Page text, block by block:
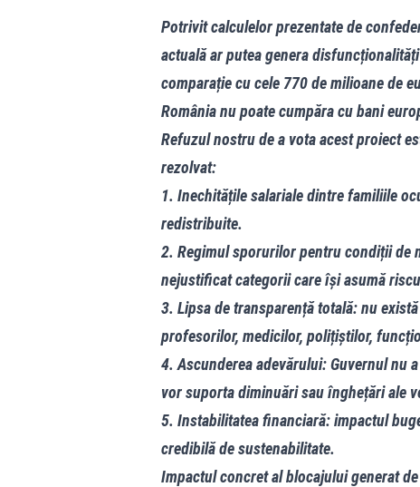
Potrivit calculelor prezentate de
actuală ar putea genera
comparație cu cele 770 de milioane de
România nu poate cumpăra cu bani
Refuzul nostru de a vota acest proiect
rezolvat:
1. Inechitățile salariale dintre familiile
redistribuite.
2. Regimul sporurilor pentru condiții de
nejustificat categorii care își asumă
3. Lipsa de transparență totală: nu
profesorilor, medicilor, polițiștilor,
4. Ascunderea adevărului: Guvernul nu
vor suporta diminuări sau înghețări ale
5. Instabilitatea financiară: impactul
credibilă de sustenabilitate.
Impactul concret al blocajului generat